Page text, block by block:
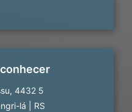
4432 5
lá
RS